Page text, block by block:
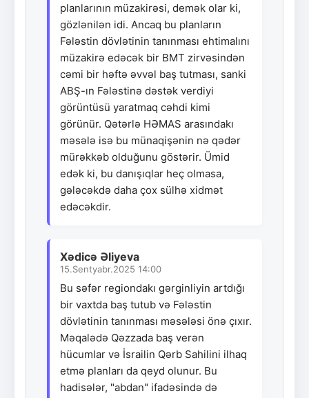
planlarının müzakirəsi, demək olar ki,
gözlənilən idi. Ancaq bu planların
Fələstin dövlətinin tanınması ehtimalını
müzakirə edəcək bir BMT zirvəsindən
cəmi bir həftə əvvəl baş tutması, sanki
ABŞ-ın Fələstinə dəstək verdiyi
görüntüsü yaratmaq cəhdi kimi
görünür. Qətərlə HƏMAS arasındakı
məsələ isə bu münaqişənin nə qədər
mürəkkəb olduğunu göstərir. Ümid
edək ki, bu danışıqlar heç olmasa,
gələcəkdə daha çox sülhə xidmət
edəcəkdir.
Xədicə Əliyeva
15.Sentyabr.2025 14:00
Bu səfər regiondakı gərginliyin artdığı
bir vaxtda baş tutub və Fələstin
dövlətinin tanınması məsələsi önə çıxır.
Məqalədə Qəzzada baş verən
hücumlar və İsrailin Qərb Sahilini ilhaq
etmə planları da qeyd olunur. Bu
hadisələr, "abdan" ifadəsində də